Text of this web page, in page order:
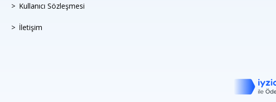
Kullanıcı Sözleşmesi
İletişim